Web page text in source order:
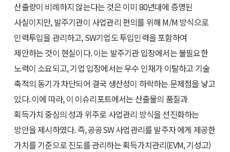
산출량이 비례하지 않는다는 것은 이미 80년대에 증명된
사실이지만, 발주기관이 사업관리 편의를 위해 M/M 방식으로
인력투입을 관리하고, SW기업도 투입인력을 포함하여
제안하는 것이 현실이다. 이는 발주기관 입장에서는 불필요한
노력이 소요되고, 기업 입장에서는 우수 인재가 이탈하고 기술
축적의 동기가 차단되어 결국 생산성이 하락하는 문제점을 낳고
있다. 이에 따라, 이 이슈리포트에서는 산출물의 품질과
획득가치 중심의 성과 위주로 사업관리 방식을 선진화하는
방안을 제시하였다. 즉, 공공SW 사업관리를 발주자 에게 제공한
가치를 기준으로 진도를 관리하는 획득가치관리(EVM, 기성고)